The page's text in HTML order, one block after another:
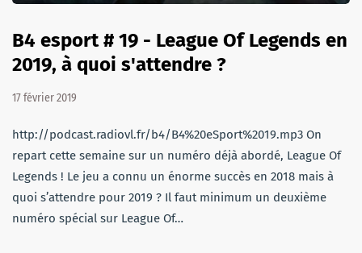
B4 esport # 19 - League Of Legends en
2019, à quoi s'attendre ?
17 février 2019
http://podcast.radiovl.fr/b4/B4%20eSport%2019.mp3 On
repart cette semaine sur un numéro déjà abordé, League Of
Legends ! Le jeu a connu un énorme succès en 2018 mais à
quoi s’attendre pour 2019 ? Il faut minimum un deuxième
numéro spécial sur League Of…